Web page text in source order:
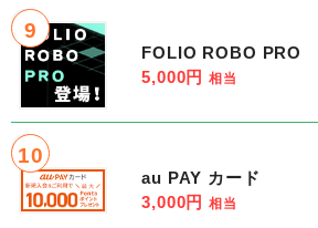
9
FOLIO ROBO PRO
5,000円 相当
10
au PAY カード
3,000円 相当